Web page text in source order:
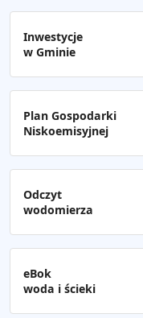
Inwestycje
w Gminie
Plan Gospodarki
Niskoemisyjnej
Odczyt
wodomierza
eBok
woda i ścieki